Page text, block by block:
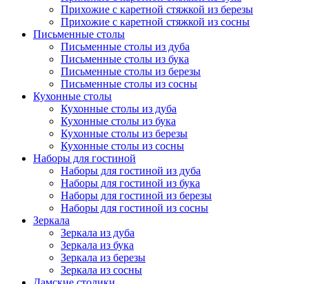
Прихожие с каретной стяжкой из березы
Прихожие с каретной стяжкой из сосны
Письменные столы
Письменные столы из дуба
Письменные столы из бука
Письменные столы из березы
Письменные столы из сосны
Кухонные столы
Кухонные столы из дуба
Кухонные столы из бука
Кухонные столы из березы
Кухонные столы из сосны
Наборы для гостиной
Наборы для гостиной из дуба
Наборы для гостиной из бука
Наборы для гостиной из березы
Наборы для гостиной из сосны
Зеркала
Зеркала из дуба
Зеркала из бука
Зеркала из березы
Зеркала из сосны